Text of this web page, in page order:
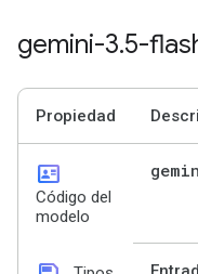
gemini-3.5-
Propiedad
id_card
Código del
modelo